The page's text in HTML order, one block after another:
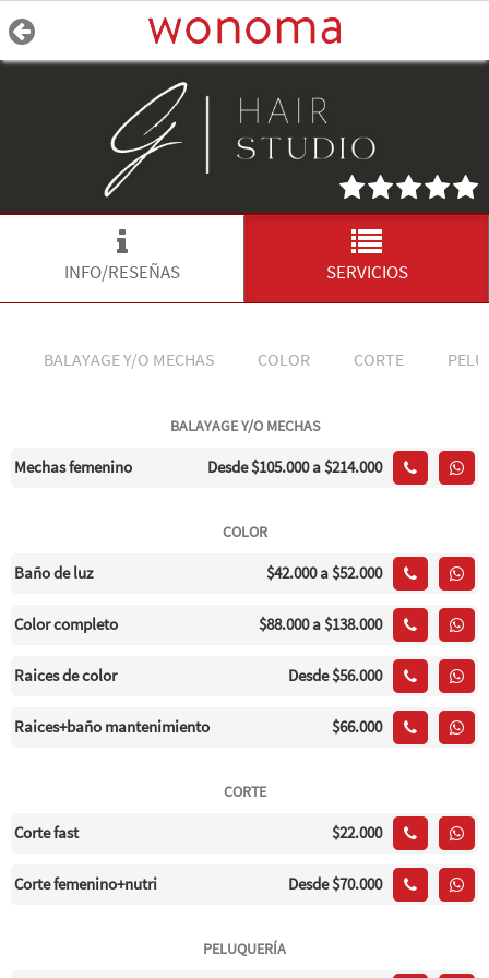
INFO/RESEÑAS SERVICIOS
BALAYAGE Y/O MECHAS COLOR CORTE
BALAYAGE Y/O MECHAS
Mechas femenino Desde$105.000a $214.000
COLOR
Baño de luz $42.000a $52.000
Color completo $88.000a $138.000
Raices de color Desde$56.000
Raices+baño mantenimiento $66.000
CORTE
Corte fast $22.000
Corte femenino+nutri Desde$70.000
PELUQUERÍA